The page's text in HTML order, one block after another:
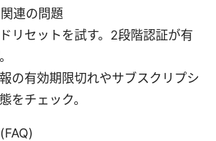
連の問題
リセットを試す。2段階認証が有
の有効期限切れやサブスクリプシ
をチェック。